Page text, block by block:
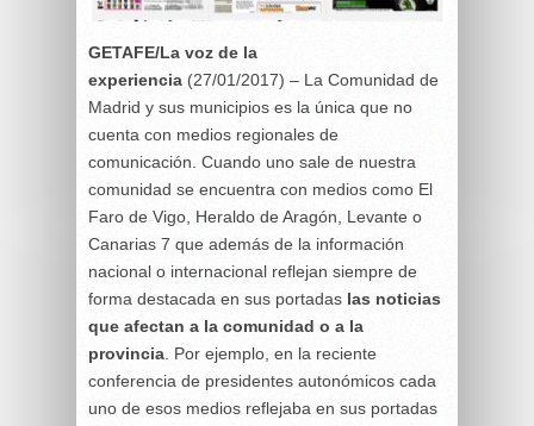
GETAFE/La voz de la
experiencia (27/01/2017) – La Comunidad de
Madrid y sus municipios es la única que no
cuenta con medios regionales de
comunicación. Cuando uno sale de nuestra
comunidad se encuentra con medios como El
Faro de Vigo, Heraldo de Aragón, Levante o
Canarias 7 que además de la información
nacional o internacional reflejan siempre de
forma destacada en sus portadas las noticias
que afectan a la comunidad o a la
provincia . Por ejemplo, en la reciente
conferencia de presidentes autonómicos cada
uno de esos medios reflejaba en sus portadas